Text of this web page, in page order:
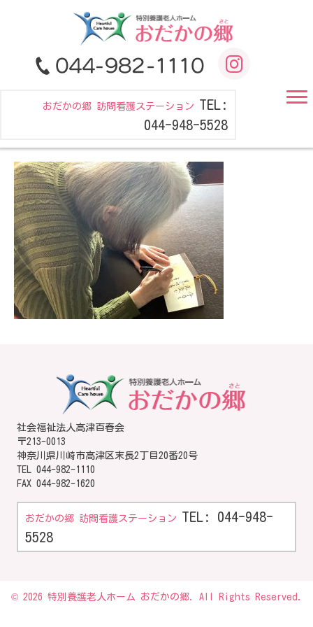
おだかの郷 訪問看護ステーション TEL:
044-948-5528
社会福祉法人高津百春会
〒213-0013
神奈川県川崎市高津区末長2丁目20番20号
TEL 044-982-1110
FAX 044-982-1620
おだかの郷 訪問看護ステーション TEL: 044-948-
5528
© 2026 特別養護老人ホーム おだかの郷. All Rights Reserved.